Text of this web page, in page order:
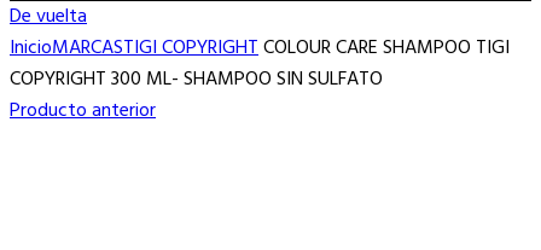
De vuelta
InicioMARCASTIGI COPYRIGHTCOLOUR CARE SHAMPOO TIGI
COPYRIGHT 300 ML- SHAMPOO SIN SULFATO
Producto anterior